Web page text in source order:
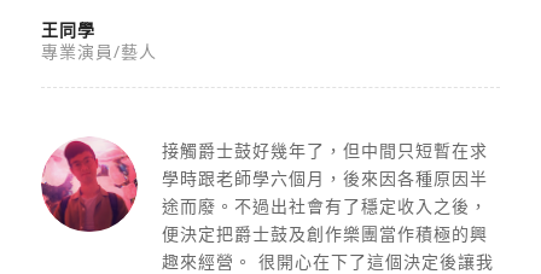
王同學
專業演員/藝人
接觸爵士鼓好幾年了，但中間只短暫在求
學時跟老師學六個月，後來因各種原因半
途而廢。不過出社會有了穩定收入之後，
便決定把爵士鼓及創作樂團當作積極的興
趣來經營。 很開心在下了這個決定後讓我